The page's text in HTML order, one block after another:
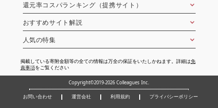
還元率コスパランキング（提携サイト）
おすすめサイト解説
人気の特集
掲載している寄附金額等の全ての情報は万全の保証をいたしかねます。詳細は免
責事項をご覧ください
Copyright©2019-2026 Colleagues Inc.
お問い合わせ 運営会社 利用規約 プライバシーポリシー